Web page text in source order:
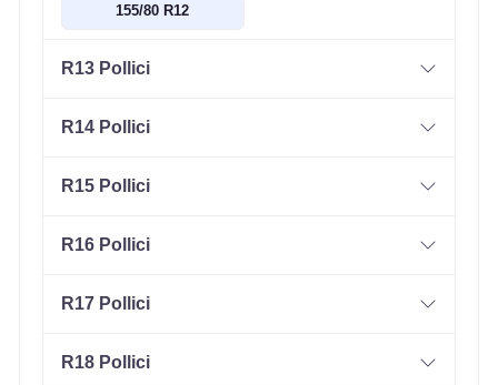
155/80 R12
R13 Pollici
R14 Pollici
R15 Pollici
R16 Pollici
R17 Pollici
R18 Pollici